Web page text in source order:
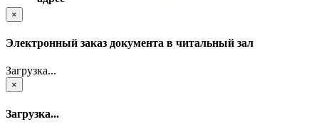
×
Электронный заказ документа в читальный зал
Загрузка...
×
Загрузка...